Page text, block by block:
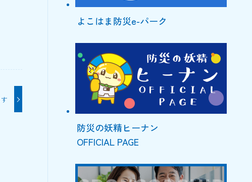
よこはま防災e-パーク
防災の妖精ヒーナン
OFFICIAL PAGE